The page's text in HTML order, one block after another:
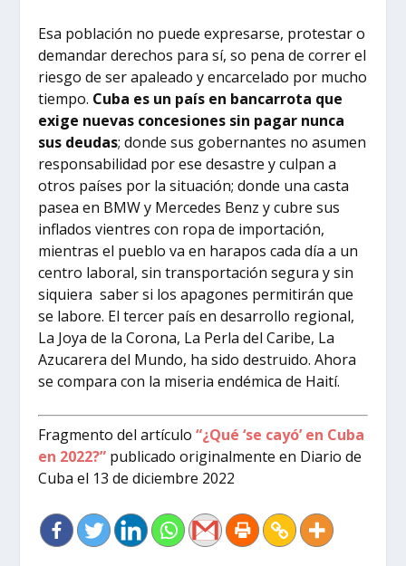
Esa población no puede expresarse, protestar o
demandar derechos para sí, so pena de correr el
riesgo de ser apaleado y encarcelado por mucho
tiempo. Cuba es un país en bancarrota que
exige nuevas concesiones sin pagar nunca
sus deudas; donde sus gobernantes no asumen
responsabilidad por ese desastre y culpan a
otros países por la situación; donde una casta
pasea en BMW y Mercedes Benz y cubre sus
inflados vientres con ropa de importación,
mientras el pueblo va en harapos cada día a un
centro laboral, sin transportación segura y sin
siquiera saber si los apagones permitirán que
se labore. El tercer país en desarrollo regional,
La Joya de la Corona, La Perla del Caribe, La
Azucarera del Mundo, ha sido destruido. Ahora
se compara con la miseria endémica de Haití.
Fragmento del artículo“¿Qué ‘se cayó’ en Cuba
en 2022?” publicado originalmente en Diario de
Cuba el 13 de diciembre 2022